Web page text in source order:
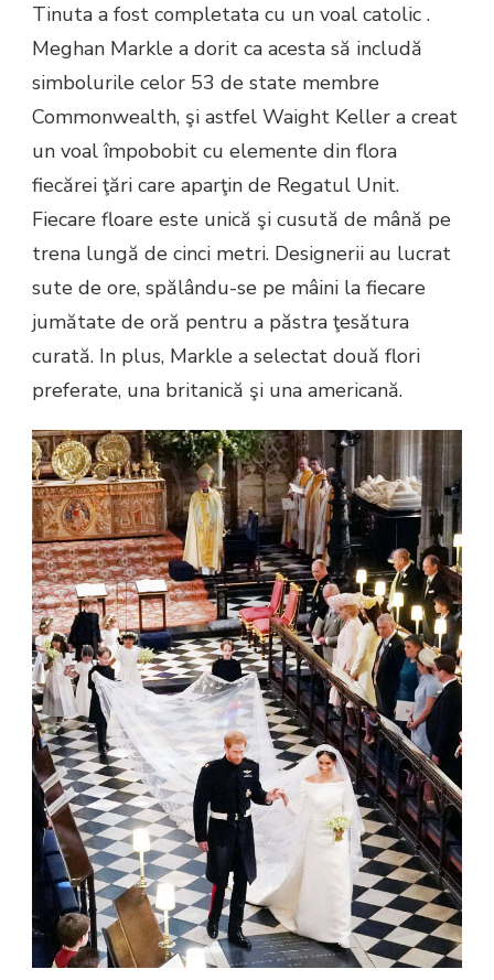
Tinuta a fost completata cu un voal catolic .
Meghan Markle a dorit ca acesta să includă
simbolurile celor 53 de state membre
Commonwealth, şi astfel Waight Keller a creat
un voal împobobit cu elemente din flora
fiecărei ţări care aparţin de Regatul Unit.
Fiecare floare este unică şi cusută de mână pe
trena lungă de cinci metri. Designerii au lucrat
sute de ore, spălându-se pe mâini la fiecare
jumătate de oră pentru a păstra ţesătura
curată. In plus, Markle a selectat două flori
preferate, una britanică şi una americană.